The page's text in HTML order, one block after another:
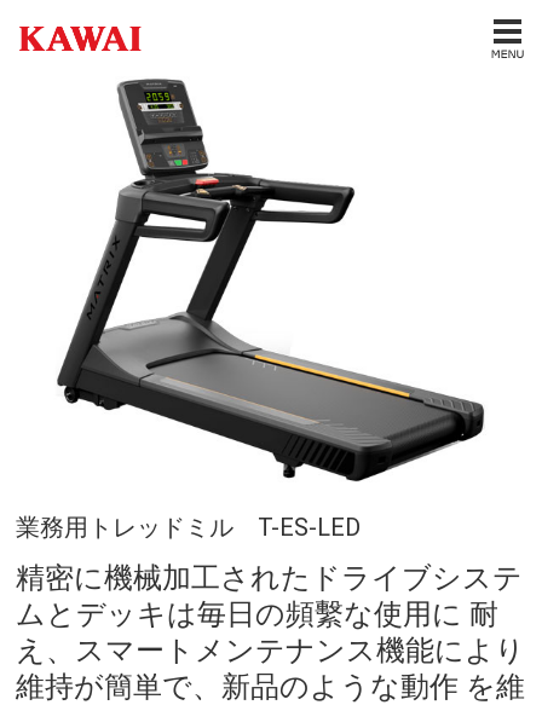
業務用トレッドミル T-ES-LED
精密に機械加工されたドライブシステ
ムとデッキは毎日の頻繫な使用に 耐
え、スマートメンテナンス機能により
維持が簡単で、新品のような動作 を維